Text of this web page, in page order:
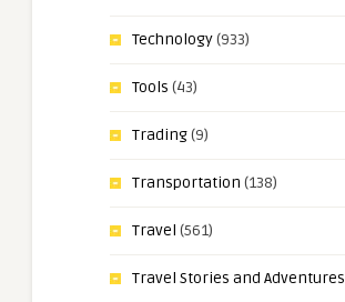
Technology(933)
Tools (43)
Trading(9)
Transportation (138)
Travel (561)
Travel Stories and Adventures